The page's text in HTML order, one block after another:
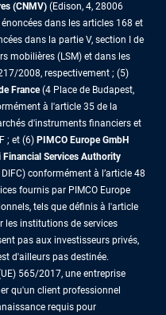
(CNMV) (Edison, 4, 28006
dans les articles 168 et
dans la partie V, section I de
mobilières (LSM) et dans les
2008, respectivement ; (5)
France(4 Place de Budapest,
à l'article 35 de la
d'instruments financiers et
; et (6) PIMCO Europe GmbH
Financial Services Authority
conformément à l’article 48
fournis par PIMCO Europe
tels que définis à l'article
les institutions de services
pas aux investisseurs privés,
d'ailleurs pas destinée.
565/2017, une entreprise
qu'un client professionnel
requis pour